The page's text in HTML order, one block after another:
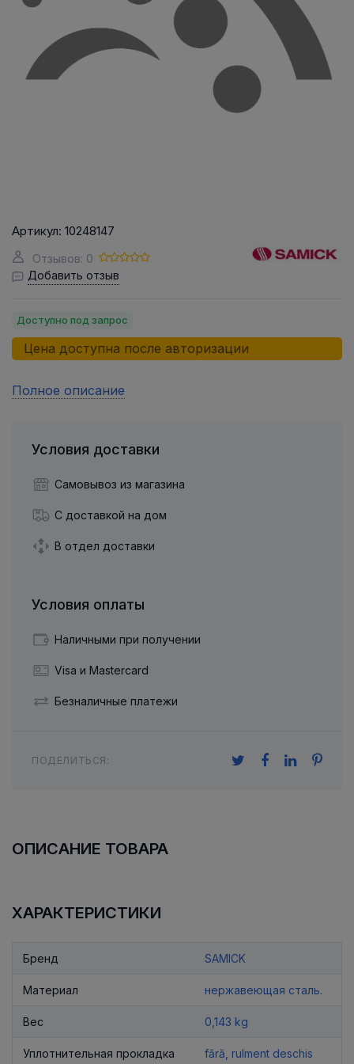
Артикул: 10248147
Отзывов: 0
Добавить отзыв
Доступно под запрос
Цена доступна после авторизации
Полное описание
Условия доставки
Самовывоз из магазина
С доставкой на дом
В отдел доставки
Условия оплаты
Наличными при получении
Visa и Mastercard
Безналичные платежи
ПОДЕЛИТЬСЯ:
ОПИСАНИЕ ТОВАРА
ХАРАКТЕРИСТИКИ
Бренд SAMICK
Материал нержавеющая сталь.
Вес 0,143 kg
Уплотнительная прокладка fără, rulment deschis